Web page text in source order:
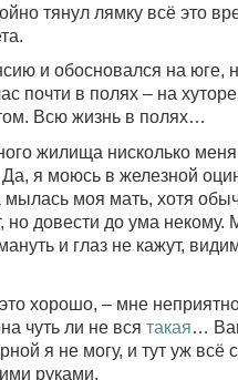
тянул лямку всё это
и обосновался на юге,
почти в полях – на
Всю жизнь в полях…
жилища нисколько меня
я моюсь в железной
мылась моя мать, хотя
но довести до ума некому.
и глаз не кажут,
хорошо, – мне
чуть ли не вся такая…
я не могу, и тут уж
руками.